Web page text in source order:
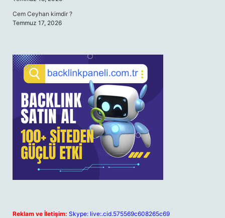
Cem Ceyhan kimdir ?
Temmuz 17, 2026
Reklam ve İletişim: Skype: live:.cid.575569c608265c69